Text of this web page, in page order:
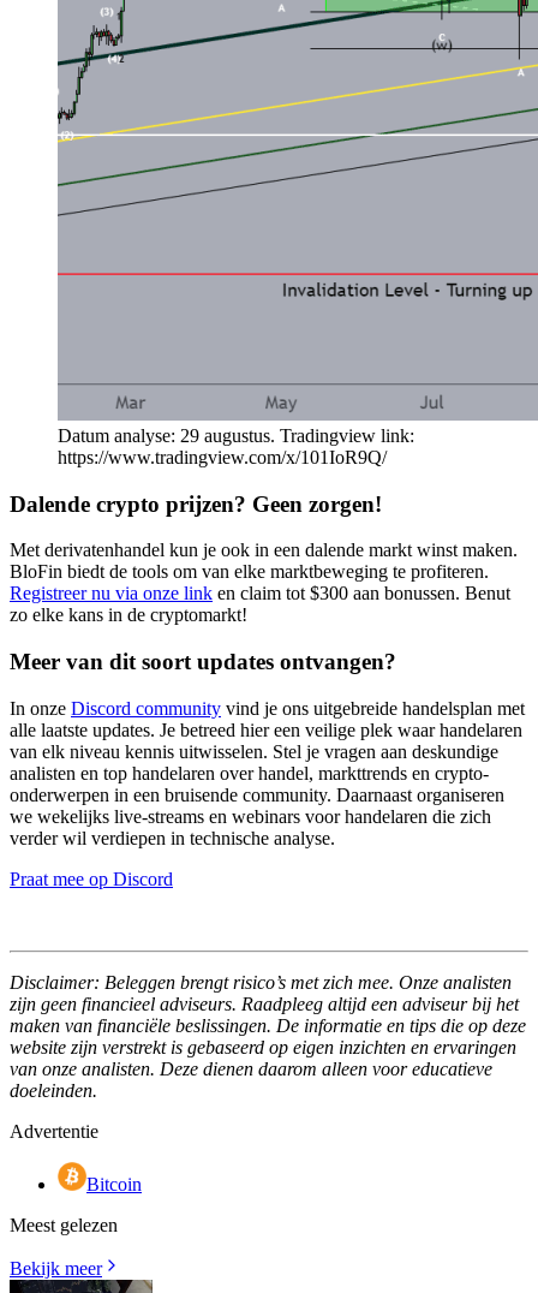
Datum analyse: 29 augustus. Tradingview link:
https://www.tradingview.com/x/101IoR9Q/
Dalende crypto prijzen? Geen zorgen!
Met derivatenhandel kun je ook in een dalende markt winst maken.
BloFin biedt de tools om van elke marktbeweging te profiteren.
Registreer nu via onze link en claim tot $300 aan bonussen. Benut
zo elke kans in de cryptomarkt!
Meer van dit soort updates ontvangen?
In onze Discord community vind je ons uitgebreide handelsplan met
alle laatste updates. Je betreed hier een veilige plek waar handelaren
van elk niveau kennis uitwisselen. Stel je vragen aan deskundige
analisten en top handelaren over handel, markttrends en crypto-
onderwerpen in een bruisende community. Daarnaast organiseren
we wekelijks live-streams en webinars voor handelaren die zich
verder wil verdiepen in technische analyse.
Praat mee op Discord
Disclaimer: Beleggen brengt risico’s met zich mee. Onze analisten
zijn geen financieel adviseurs. Raadpleeg altijd een adviseur bij het
maken van financiële beslissingen. De informatie en tips die op deze
website zijn verstrekt is gebaseerd op eigen inzichten en ervaringen
van onze analisten. Deze dienen daarom alleen voor educatieve
doeleinden.
Advertentie
Bitcoin
Meest gelezen
Bekijk meer